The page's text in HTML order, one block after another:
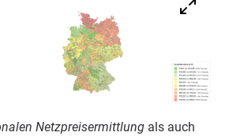
Netz­preis­er­mitt­lung als auch